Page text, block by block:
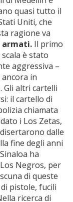
quasi tutto il
Uniti, che
ragione va
armati. Il primo
è stato
aggressiva –
in
Gli altri cartelli
il cartello di
chiamata
i Los Zetas,
dalle
fine degli anni
ha
Negros, per
di queste
pistole, fucili
ricerca di